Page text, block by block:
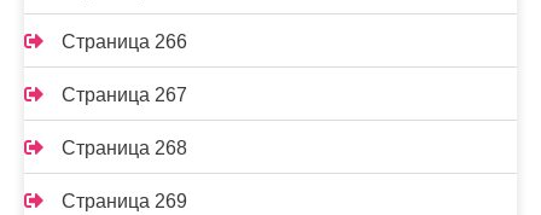
Страница 266
Страница 267
Страница 268
Страница 269